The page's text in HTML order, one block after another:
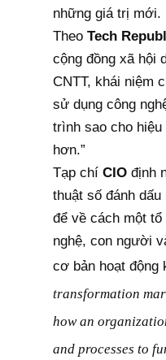
những giá trị mới.
TheoTech
cộng đồng xã hội
CNTT, khái niệm
sử dụng công
trình sao cho
hơn.”
Tạp chíCIO định
thuật số đánh
để về cách một
nghệ, con người
cơ bản hoạt động
transformation
how an
and processes to